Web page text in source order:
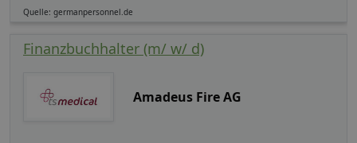
Quelle: germanpersonnel.de
Finanzbuchhalter (m/ w/ d)
Amadeus Fire AG